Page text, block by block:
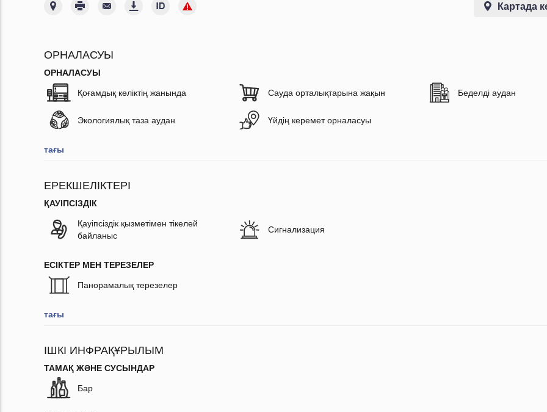
Картада
ОРНАЛАСУЫ
ОРНАЛАСУЫ
Қоғамдық көліктің жанында Сауда орталықтарына жақын Беделді аудан
Экологиялық таза аудан Үйдің керемет орналасуы
тағы
ЕРЕКШЕЛІКТЕРІ
ҚАУІПСІЗДІК
Қауіпсіздік қызметімен тікелей
байланыс
Сигнализация
ЕСІКТЕР МЕН ТЕРЕЗЕЛЕР
Панорамалық терезелер
тағы
ІШКІ ИНФРАҚҰРЫЛЫМ
ТАМАҚ ЖӘНЕ СУСЫНДАР
Бар